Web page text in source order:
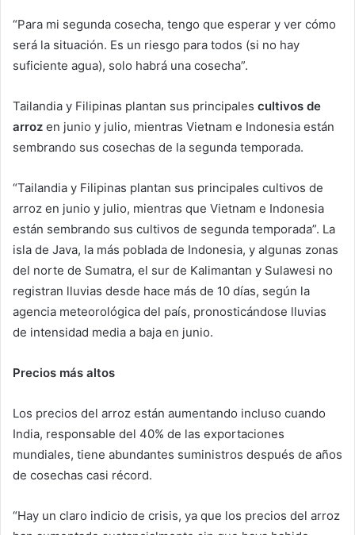
“Para mi segunda cosecha, tengo que esperar y ver cómo
será la situación. Es un riesgo para todos (si no hay
suficiente agua), solo habrá una cosecha”.
Tailandia y Filipinas plantan sus principales cultivos de
arroz en junio y julio, mientras Vietnam e Indonesia están
sembrando sus cosechas de la segunda temporada.
“Tailandia y Filipinas plantan sus principales cultivos de
arroz en junio y julio, mientras que Vietnam e Indonesia
están sembrando sus cultivos de segunda temporada”. La
isla de Java, la más poblada de Indonesia, y algunas zonas
del norte de Sumatra, el sur de Kalimantan y Sulawesi no
registran lluvias desde hace más de 10 días, según la
agencia meteorológica del país, pronosticándose lluvias
de intensidad media a baja en junio.
Precios más altos
Los precios del arroz están aumentando incluso cuando
India, responsable del 40% de las exportaciones
mundiales, tiene abundantes suministros después de años
de cosechas casi récord.
“Hay un claro indicio de crisis, ya que los precios del arroz